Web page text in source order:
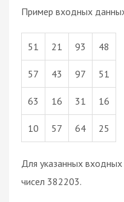
Пример входных
51 21 93 48
57 43 97 51
63 16 31 16
10 57 64 25
Для указанных
чисел 382203.